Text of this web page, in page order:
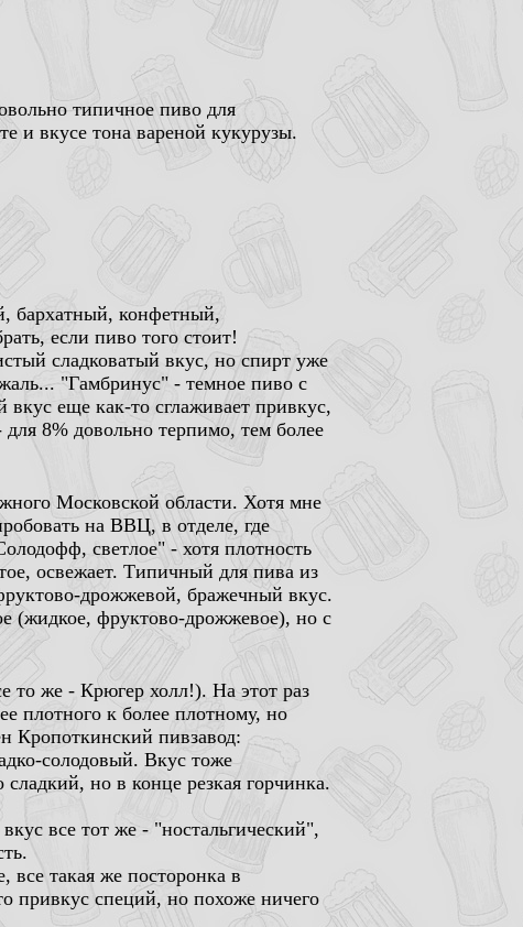
типичное пиво для
и вкусе тона вареной кукурузы.
бархатный, конфетный,
если пиво того стоит!
сладковатый вкус, но спирт уже
"Гамбринус" - темное пиво с
еще как-то сглаживает привкус,
8% довольно терпимо, тем более
Московской области. Хотя мне
на ВВЦ, в отделе, где
светлое" - хотя плотность
освежает. Типичный для пива из
дрожжевой, бражечный вкус.
(жидкое, фруктово-дрожжевое), но с
то же - Крюгер холл!). На этот раз
плотного к более плотному, но
Кропоткинский пивзавод:
солодовый. Вкус тоже
но в конце резкая горчинка.
все тот же - "ностальгический",
такая же посторонка в
привкус специй, но похоже ничего